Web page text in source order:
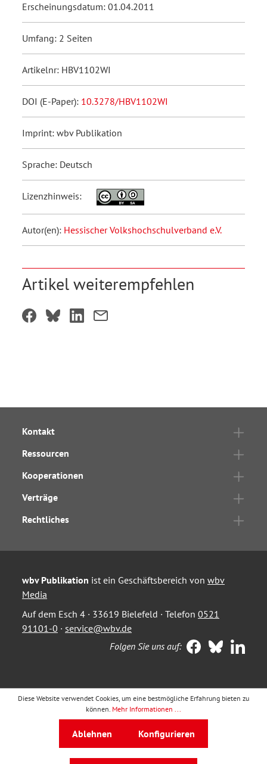
Erscheinungsdatum: 01.04.2011
Umfang: 2 Seiten
Artikelnr: HBV1102WI
DOI (E-Paper): 10.3278/HBV1102WI
Imprint: wbv Publikation
Sprache: Deutsch
Lizenzhinweis:
Autor(en): Hessischer Volkshochschulverband e.V.
Artikel weiterempfehlen
Kontakt
Ressourcen
Kooperationen
Verträge
Rechtliches
wbv Publikation ist ein Geschäftsbereich von wbv
Media
Auf dem Esch 4 · 33619 Bielefeld · Telefon 0521
91101-0 · service@wbv.de
Folgen Sie uns auf:
Diese Website verwendet Cookies, um eine bestmögliche Erfahrung bieten zu
können. Mehr Informationen ...
Ablehnen Konfigurieren